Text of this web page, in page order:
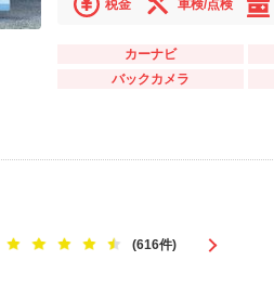
税金 車検/点検
カーナビ
バックカメラ
(616件)